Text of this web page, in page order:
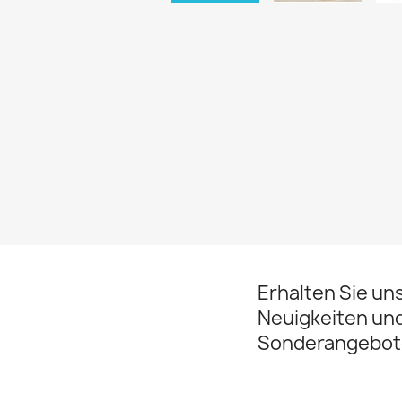
Erhalten Sie
Neuigkeiten